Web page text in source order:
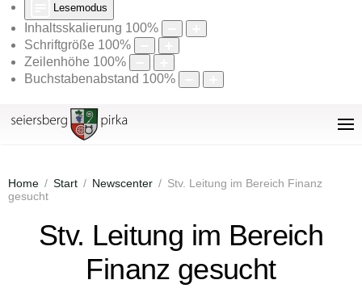
Lesemodus
Inhaltsskalierung 100%
Schriftgröße 100%
Zeilenhöhe 100%
Buchstabenabstand 100%
Home Start Newscenter
Stv. Leitung im Bereich Finanz
gesucht
Stv. Leitung im Bereich
Finanz gesucht